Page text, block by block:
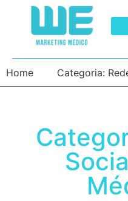
Home Categoria: